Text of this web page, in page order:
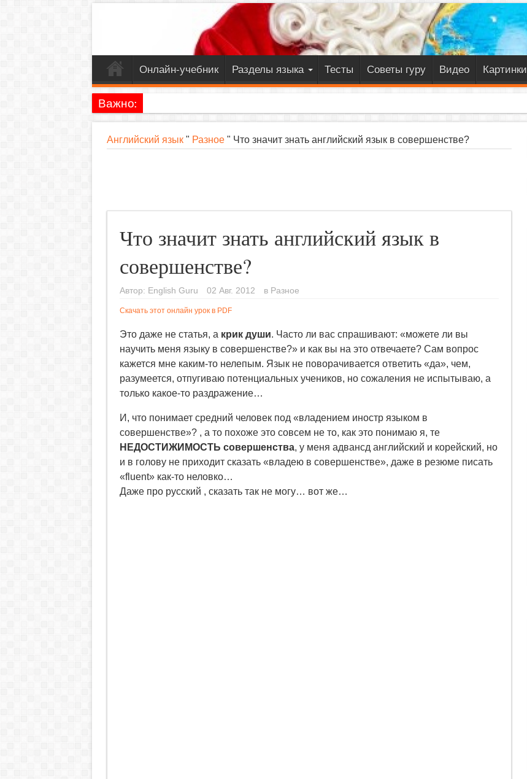
Онлайн-учебник Разделы языка Тесты Советы гуру Видео Картинки
Важно:
Английский язык" Разное" Что значит знать английский язык в совершенстве?
Что значит знать английский язык в
совершенстве?
Автор: English Guru 02 Авг. 2012 в Разное
Скачать этот онлайн урок в PDF
Это даже не статья, а крик души. Часто ли вас спрашивают: «можете ли вы
научить меня языку в совершенстве?» и как вы на это отвечаете? Сам вопрос
кажется мне каким-то нелепым. Язык не поворачивается ответить «да», чем,
разумеется, отпугиваю потенциальных учеников, но сожаления не испытываю, а
только какое-то раздражение…
И, что понимает средний человек под «владением иностр языком в
совершенстве»? , а то похоже это совсем не то, как это понимаю я, те
НЕДОСТИЖИМОСТЬ совершенства, у меня адвансд английский и корейский, но
и в голову не приходит сказать «владею в совершенстве», даже в резюме писать
«fluent» как-то неловко…
Даже про русский , сказать так не могу… вот же…